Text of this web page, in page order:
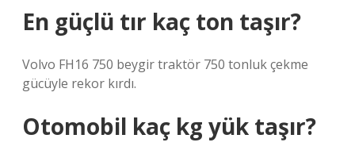
En güçlü tır kaç ton taşır?
Volvo FH16 750 beygir traktör 750 tonluk çekme
gücüyle rekor kırdı.
Otomobil kaç kg yük taşır?